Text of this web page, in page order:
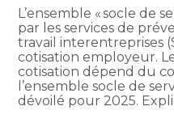
L’ensemble « socle de
par les services de
travail interentreprises
cotisation employeur.
cotisation dépend du
l’ensemble socle de
dévoilé pour 2025.